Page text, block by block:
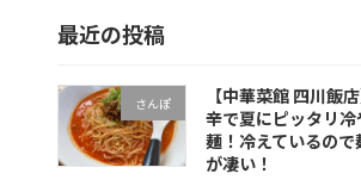
最近の投稿
さんぽ
【中華菜館 四川飯
辛で夏にピッタリ冷
麺！冷えているので
が凄い！